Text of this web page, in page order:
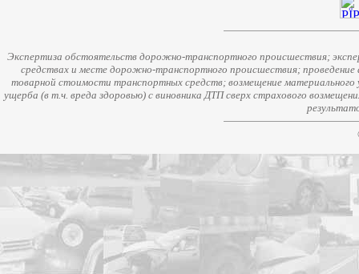
Экспертиза обстоятельств дорожно-транспортного происшествия;
средствах и месте дорожно-транспортного происшествия;
товарной стоимости транспортных средств; возмещение
ущерба (в т.ч. вреда здоровью) с виновника ДТП сверх страхового